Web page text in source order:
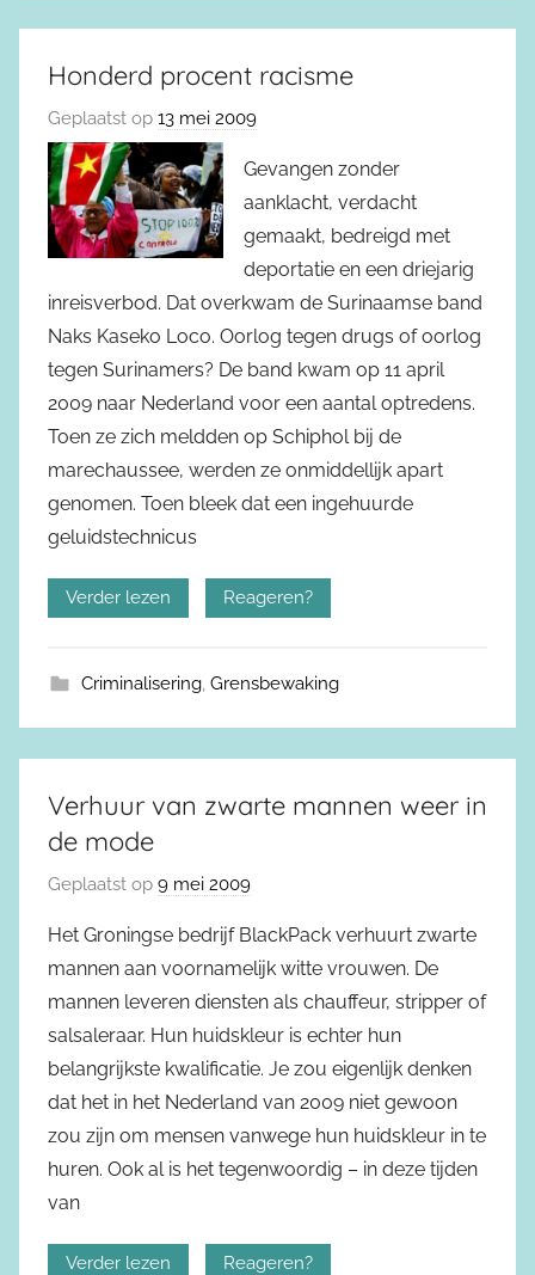
Honderd procent racisme
Geplaatst op 13 mei 2009
Gevangen zonder
aanklacht, verdacht
gemaakt, bedreigd met
deportatie en een driejarig
inreisverbod. Dat overkwam de Surinaamse band
Naks Kaseko Loco. Oorlog tegen drugs of oorlog
tegen Surinamers? De band kwam op 11 april
2009 naar Nederland voor een aantal optredens.
Toen ze zich meldden op Schiphol bij de
marechaussee, werden ze onmiddellijk apart
genomen. Toen bleek dat een ingehuurde
geluidstechnicus
Verder lezen Reageren?
Criminalisering, Grensbewaking
Verhuur van zwarte mannen weer in
de mode
Geplaatst op 9 mei 2009
Het Groningse bedrijf BlackPack verhuurt zwarte
mannen aan voornamelijk witte vrouwen. De
mannen leveren diensten als chauffeur, stripper of
salsaleraar. Hun huidskleur is echter hun
belangrijkste kwalificatie. Je zou eigenlijk denken
dat het in het Nederland van 2009 niet gewoon
zou zijn om mensen vanwege hun huidskleur in te
huren. Ook al is het tegenwoordig – in deze tijden
van
Verder lezen Reageren?